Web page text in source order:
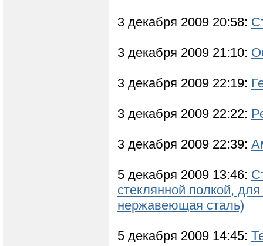
3 декабря 2009 20:58:
3 декабря 2009 21:10:
3 декабря 2009 22:19:
3 декабря 2009 22:22:
3 декабря 2009 22:39:
5 декабря 2009 13:46:
стеклянной полкой,
нержавеющая сталь)
5 декабря 2009 14:45: